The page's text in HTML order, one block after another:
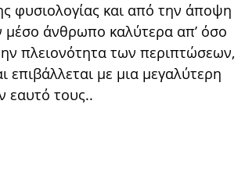
φυσιολογίας και από την άποψη
μέσο άνθρωπο καλύτερα απʼ όσο
πλειονότητα των περιπτώσεων,
με μια μεγαλύτερη
εαυτό τους..